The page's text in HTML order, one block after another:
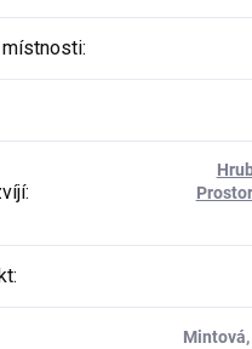
místnosti:
:
: